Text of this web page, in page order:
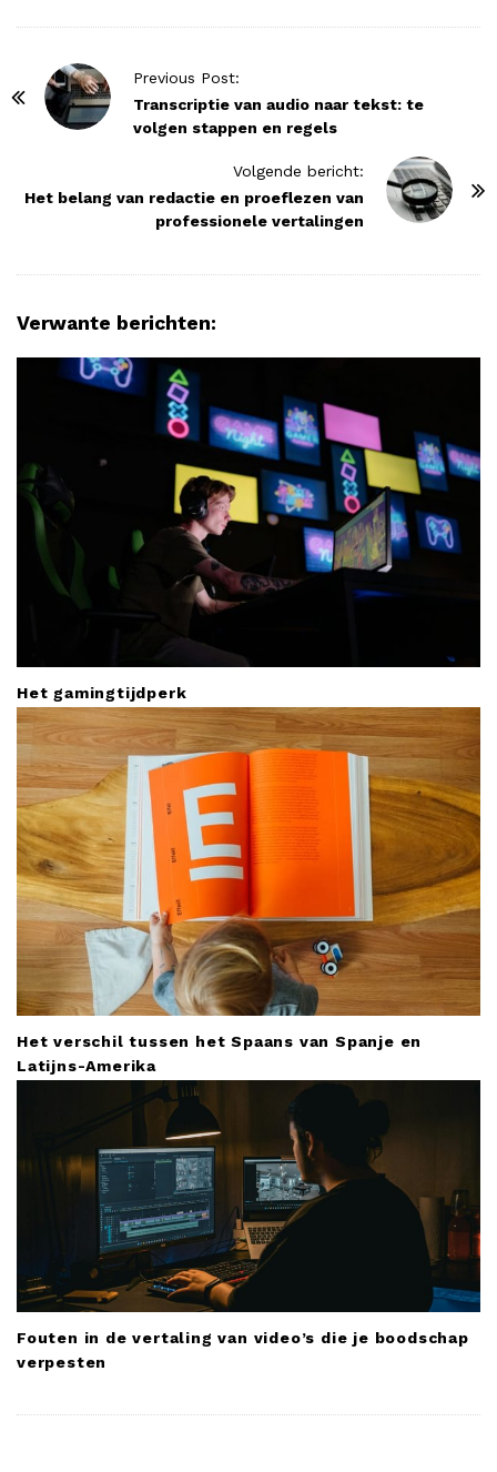
Previous Post:
Transcriptie van audio naar tekst: te
volgen stappen en regels
Volgende bericht:
Het belang van redactie en proeflezen van
professionele vertalingen
Verwante berichten:
Het gamingtijdperk
Het verschil tussen het Spaans van Spanje en
Latijns-Amerika
Fouten in de vertaling van video’s die je boodschap
verpesten